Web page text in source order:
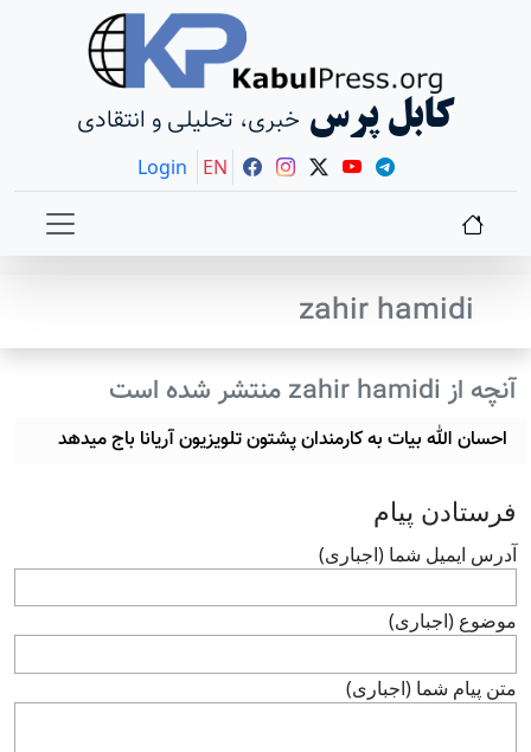
کابل پرس خبری، تحلیلی و انتقادی
Login EN
zahir hamidi
آنچه از zahir hamidi منتشر شده است
احسان الله بیات به کارمندان پشتون تلویزیون آریانا باج میدهد
فرستادن پيام
آدرس ايميل شما (اجباری)
موضوع (اجباری)
متن پيام شما (اجباری)